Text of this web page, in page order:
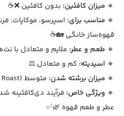
🔹 میزان کافئین: بدون کافئین ❌☕
🔹 مناسب برای: اسپرسو، موکاپات،
قهوه‌ساز خانگی 🏡☕
🔹 طعم و عطر: ملایم و متعادل با
🔹 اسیدیته: کم و متعادل ⚖️
🔹 میزان برشته شدن: متوسط (Medium Roast) 🔥
🔹 ویژگی خاص: فرآیند
عطر و طعم قهوه 🌿✅